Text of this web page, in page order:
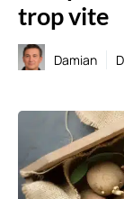
trop vite
Damian